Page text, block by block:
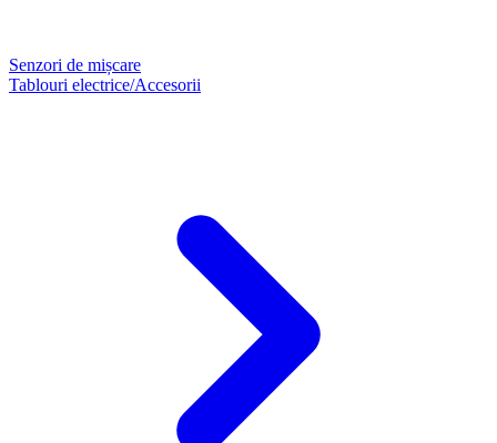
Senzori de mișcare
Tablouri electrice/Accesorii